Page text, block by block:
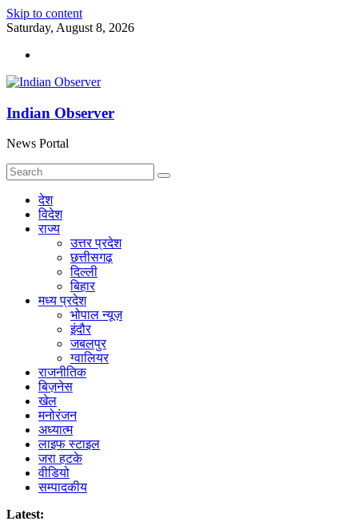
Skip to content
Saturday, August 8, 2026
Indian Observer
News Portal
देश
विदेश
राज्य
उत्तर प्रदेश
छत्तीसगढ़
दिल्ली
बिहार
मध्य प्रदेश
भोपाल न्यूज़
इंदौर
जबलपुर
ग्वालियर
राजनीतिक
बिज़नेस
खेल
मनोरंजन
अध्यात्म
लाइफ स्टाइल
जरा हटके
वीडियो
सम्पादकीय
Latest: